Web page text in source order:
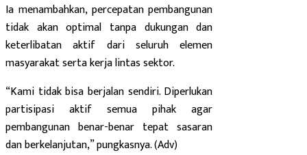
Ia menambahkan, percepatan pembangunan
tidak akan optimal tanpa dukungan dan
keterlibatan aktif dari seluruh elemen
masyarakat serta kerja lintas sektor.
“Kami tidak bisa berjalan sendiri. Diperlukan
partisipasi aktif semua pihak agar
pembangunan benar-benar tepat sasaran
dan berkelanjutan,” pungkasnya. (Adv)